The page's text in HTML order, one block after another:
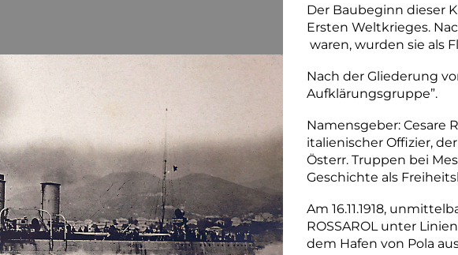
Der Baubeginn dieser
Ersten Weltkrieges.
waren, wurden sie als
Nach der Gliederung
Aufklärungsgruppe”.
Namensgeber: Cesare
italienischer Offizier,
Österr. Truppen bei
Geschichte als
Am 16.11.1918,
ROSSAROL unter
dem Hafen von Pola